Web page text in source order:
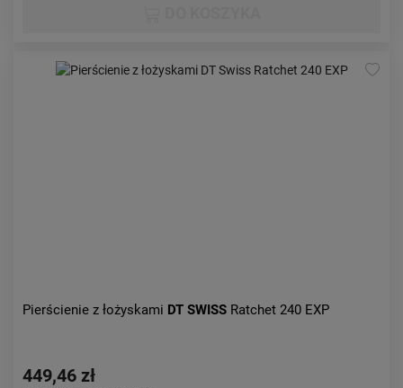
Pierścienie z łożyskami DT SWISS Ratchet 240 EXP
449,46 zł